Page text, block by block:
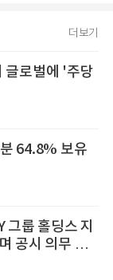
더보기
글로벌에 '주당
64.8% 보유
그룹 홀딩스 지
공시 의무 종